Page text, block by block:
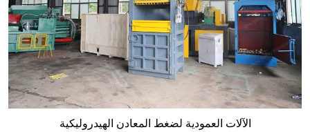
الآلات العمودية لضغط المعادن الهيدروليكية